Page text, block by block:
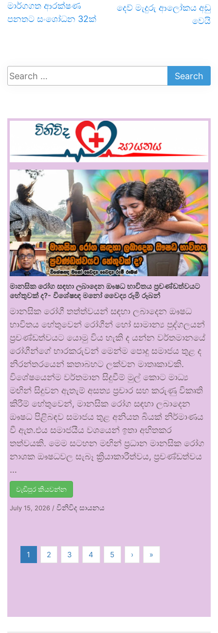
මාර්ගගත ආරක්ෂණ
පනතට සංශෝධන 32ක්
දෙව් මැදුරු ආලෝකය අඩු
වෙයි
මානසික රෝග සඳහා ලබාදෙන ඖෂධ භාවිතය ප්‍රචණ්ඩත්වයට
හේතුවක් ද?- විශේෂඥ මනෝ වෛද්‍ය රූමි රූබන්
මානසික රෝගී තත්ත්වයන් සඳහා ලබාදෙන ඖෂධ
භාවිතය හේතුවෙන් රෝගීන් හෝ සාමාන්‍ය පුද්ගලයන්
ප්‍රචණ්ඩත්වයට යොමු විය හැකි ද යන්න වර්තමානයේ
රෝගීන්ගේ භාරකරුවන් මෙන්ම පොදු සමාජය තුළ ද
නිරන්තරයෙන් කතාබහට ලක්වන මාතෘකාවකි.
විශේෂයෙන්ම වර්තමාන සිදුවීම් මුල් කොට මාධ්‍ය
මඟින් සිදුවන ඇතැම් අසත්‍ය ප්‍රචාර සහ කරුණු විකෘති
කිරීම් හේතුවෙන්, මානසික රෝග සඳහා ලබාදෙන
ඖෂධ පිළිබඳව සමාජය තුළ අනියත බියක් නිර්මාණය
වී ඇත.එය සමාජයීය වශයෙන් ඉතා අහිතකර
තත්වයකි. මෙම සටහන මඟින් ප්‍රධාන මානසික රෝග
නාශක ඖෂධවල සැබෑ ක්‍රියාකාරීත්වය, ප්‍රචණ්ඩත්වය
…
වැඩිපුර කියවන්න
July 15, 2026 / විනිවිද සායනය
1 2 3 4 5 › »